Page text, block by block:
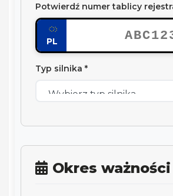
Potwierdź numer tablicy
PL
Typ silnika *
Okres